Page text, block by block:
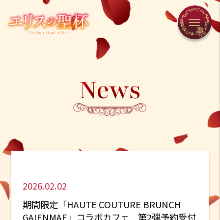
News
2026.02.02
期間限定「HAUTE COUTURE BRUNCH
GAIENMAE」コラボカフェ 第2弾予約受付